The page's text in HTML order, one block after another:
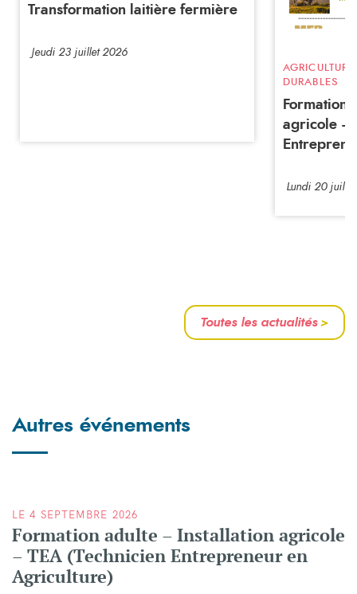
Transformation laitière fermière
Jeudi 23 juillet 2026
DURABLES
Formation
agricole –
Lundi 20
Toutes les actualités>
Autres événements
LE 4 SEPTEMBRE 2026
Formation adulte – Installation agricole
– TEA (Technicien Entrepreneur en
Agriculture)